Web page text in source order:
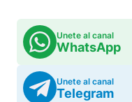
Unete al canal
WhatsApp
Unete al canal
Telegram